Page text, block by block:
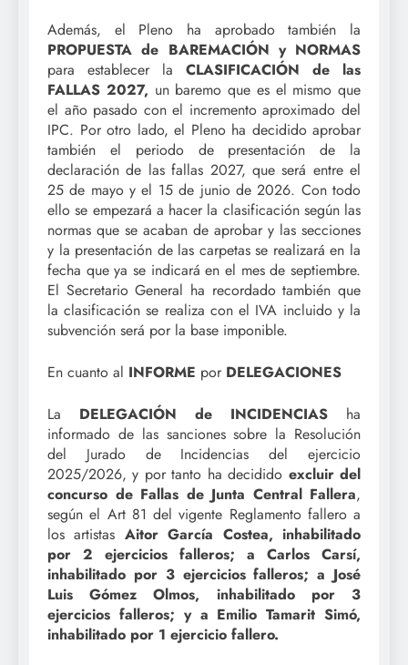
Además, el Pleno ha aprobado también la
PROPUESTA de BAREMACIÓN y NORMAS
para establecer la CLASIFICACIÓN de las
FALLAS 2027, un baremo que es el mismo que
el año pasado con el incremento aproximado del
IPC. Por otro lado, el Pleno ha decidido aprobar
también el periodo de presentación de la
declaración de las fallas 2027, que será entre el
25 de mayo y el 15 de junio de 2026. Con todo
ello se empezará a hacer la clasificación según las
normas que se acaban de aprobar y las secciones
y la presentación de las carpetas se realizará en la
fecha que ya se indicará en el mes de septiembre.
El Secretario General ha recordado también que
la clasificación se realiza con el IVA incluido y la
subvención será por la base imponible.
En cuanto al INFORME por DELEGACIONES
La DELEGACIÓN de INCIDENCIAS ha
informado de las sanciones sobre la Resolución
del Jurado de Incidencias del ejercicio
2025/2026, y por tanto ha decidido excluir del
concurso de Fallas de Junta Central Fallera,
según el Art 81 del vigente Reglamento fallero a
los artistas Aitor García Costea, inhabilitado
por 2 ejercicios falleros; a Carlos Carsí,
inhabilitado por 3 ejercicios falleros; a José
Luis Gómez Olmos, inhabilitado por 3
ejercicios falleros; y a Emilio Tamarit Simó,
inhabilitado por 1 ejercicio fallero.